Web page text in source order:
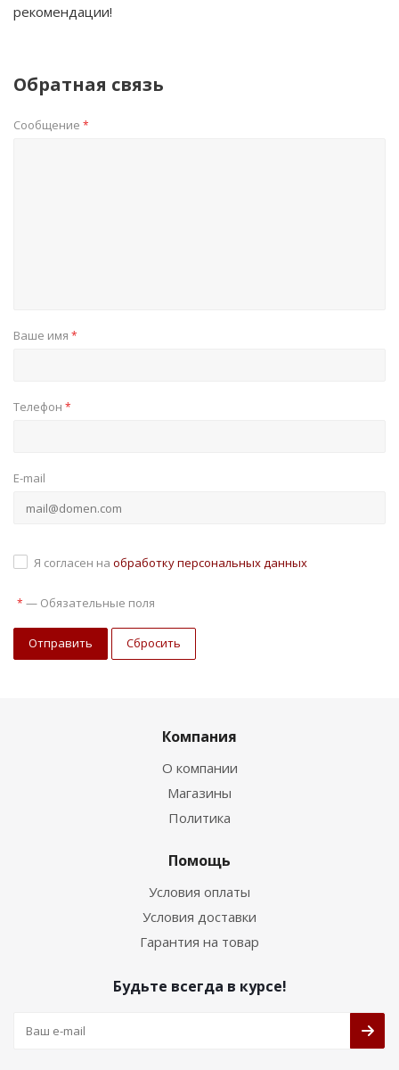
рекомендации!
Обратная связь
Сообщение *
Ваше имя *
Телефон *
E-mail
Я согласен на обработку персональных данных
* — Обязательные поля
Отправить Сбросить
Компания
О компании
Магазины
Политика
Помощь
Условия оплаты
Условия доставки
Гарантия на товар
Будьте всегда в курсе!